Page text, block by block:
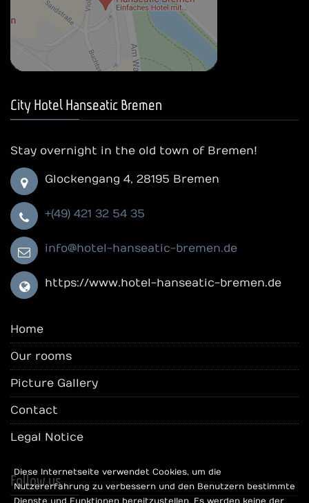
City Hotel Hanseatic Bremen
Stay overnight in the old town of Bremen!
Glockengang 4, 28195 Bremen
+(49) 421 32 54 35
info@hotel-hanseatic-bremen.de
https://www.hotel-hanseatic-bremen.de
Home
Our rooms
Picture Gallery
Contact
Legal Notice
Follow us
Diese Internetseite verwendet Cookies, um die
Nutzererfahrung zu verbessern und den Benutzern bestimmte
Dienste und Funktionen bereitzustellen. Es werden keine der